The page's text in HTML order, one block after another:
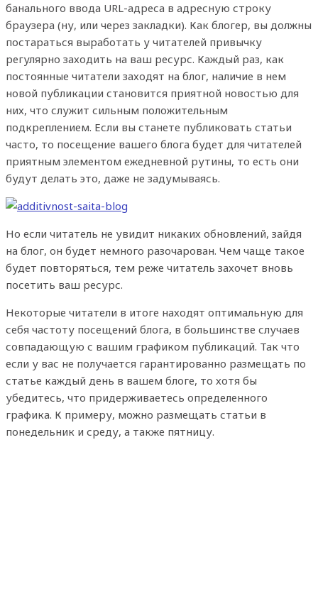
банального ввода URL-адреса в адресную строку
браузера (ну, или через закладки). Как блогер, вы должны
постараться выработать у читателей привычку
регулярно заходить на ваш ресурс. Каждый раз, как
постоянные читатели заходят на блог, наличие в нем
новой публикации становится приятной новостью для
них, что служит сильным положительным
подкреплением. Если вы станете публиковать статьи
часто, то посещение вашего блога будет для читателей
приятным элементом ежедневной рутины, то есть они
будут делать это, даже не задумываясь.
Но если читатель не увидит никаких обновлений, зайдя
на блог, он будет немного разочарован. Чем чаще такое
будет повторяться, тем реже читатель захочет вновь
посетить ваш ресурс.
Некоторые читатели в итоге находят оптимальную для
себя частоту посещений блога, в большинстве случаев
совпадающую с вашим графиком публикаций. Так что
если у вас не получается гарантированно размещать по
статье каждый день в вашем блоге, то хотя бы
убедитесь, что придерживаетесь определенного
графика. К примеру, можно размещать статьи в
понедельник и среду, а также пятницу.